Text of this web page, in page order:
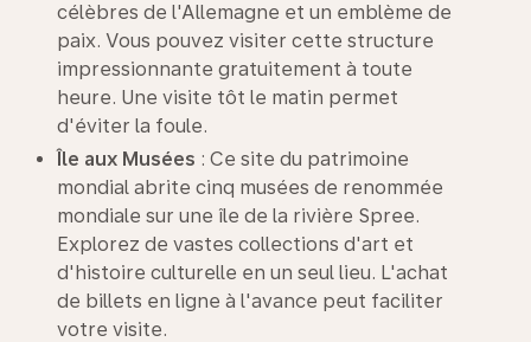
célèbres de l'Allemagne et un emblème de
paix. Vous pouvez visiter cette structure
impressionnante gratuitement à toute
heure. Une visite tôt le matin permet
d'éviter la foule.
Île aux Musées : Ce site du patrimoine
mondial abrite cinq musées de renommée
mondiale sur une île de la rivière Spree.
Explorez de vastes collections d'art et
d'histoire culturelle en un seul lieu. L'achat
de billets en ligne à l'avance peut faciliter
votre visite.